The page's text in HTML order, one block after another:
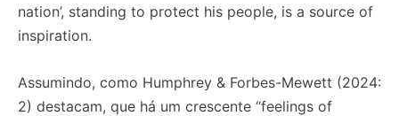
nation’, standing to protect his people, is a source of
inspiration.
Assumindo, como Humphrey & Forbes-Mewett (2024:
2) destacam, que há um crescente “feelings of